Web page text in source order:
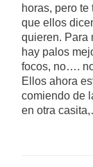
horas, pero
que ellos
quieren. Para
hay palos
focos, no….
Ellos ahora
comiendo de
en otra